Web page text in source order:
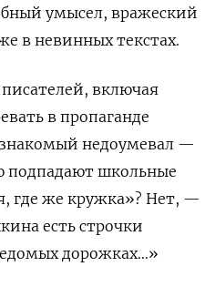
умысел, вражеский
в невинных текстах.
включая
в пропаганде
недоумевал —
подпадают школьные
где же кружка»? Нет, —
есть строчки
дорожках…»